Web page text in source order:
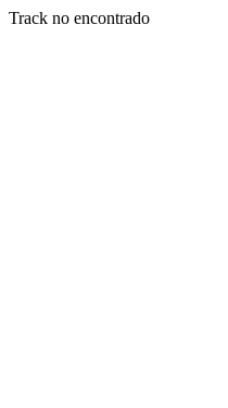
Track no encontrado